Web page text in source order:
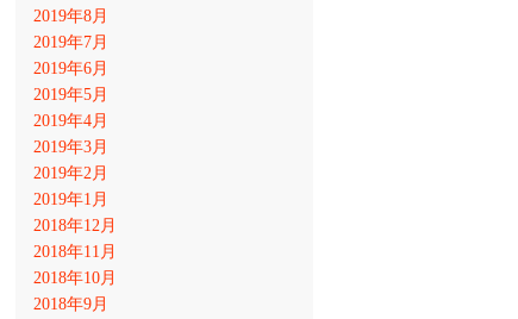
2019年8月
2019年7月
2019年6月
2019年5月
2019年4月
2019年3月
2019年2月
2019年1月
2018年12月
2018年11月
2018年10月
2018年9月